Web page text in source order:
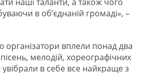
в об’єднаній громаді», –
організатори вплели понад два
мелодій, хореографічних
в себе все найкраще з